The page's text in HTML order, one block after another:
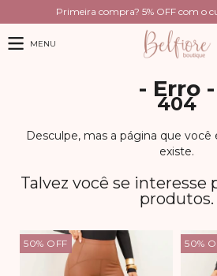
Primeira compra? 5% OFF com o
MENU
- Erro -
404
Desculpe, mas a página que você
existe.
Talvez você se interesse
produtos.
50% OFF 50%